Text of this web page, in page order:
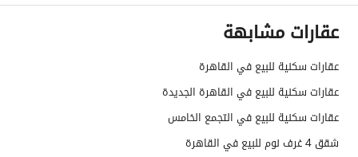
عقارات مشابهة
عقارات سكنية للبيع في القاهرة
عقارات سكنية للبيع في القاهرة الجديدة
عقارات سكنية للبيع في التجمع الخامس
شقق 4 غرف نوم للبيع في القاهرة